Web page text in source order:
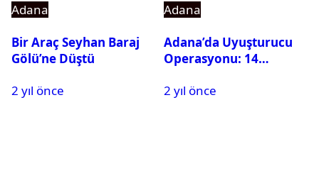
Adana
Bir Araç Seyhan Baraj
Gölü’ne Düştü
2 yıl önce
Adana
Adana’da Uyuşturucu
Operasyonu: 14
Gönderildi
2 yıl önce